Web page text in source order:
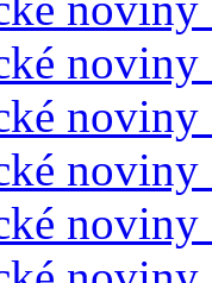
noviny
noviny
noviny
noviny